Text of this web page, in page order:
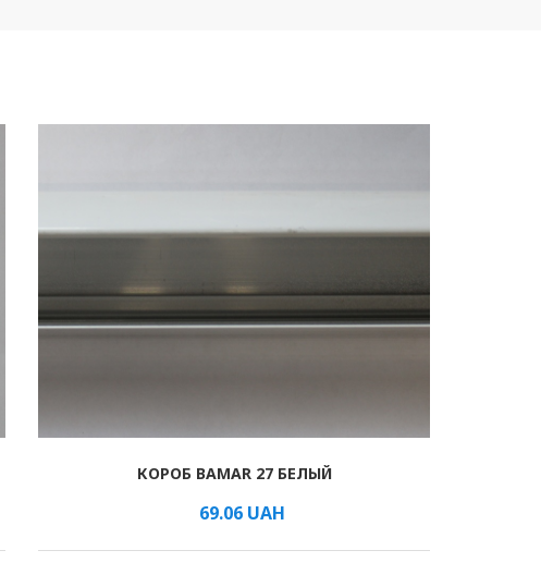
КОРОБ BAMAR 27 БЕЛЫЙ
69.06UAH